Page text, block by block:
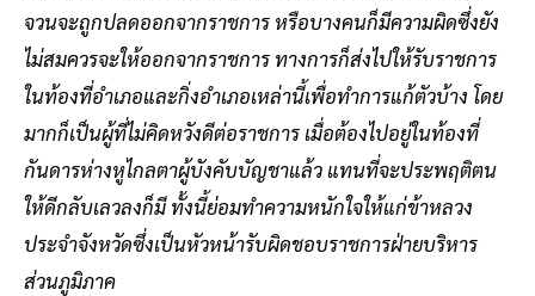
จวนจะถูกปลดออกจากราชการ หรือบางคนก็มีความผิดซึ่งยัง
ไม่สมควรจะให้ออกจากราชการ ทางการก็ส่งไปให้รับราชการ
ในท้องที่อำเภอและกิ่งอำเภอเหล่านี้เพื่อทำการแก้ตัวบ้าง โดย
มากก็เป็นผู้ที่ไม่คิดหวังดีต่อราชการ เมื่อต้องไปอยู่ในท้องที่
กันดารห่างหูไกลตาผู้บังคับบัญชาแล้ว แทนที่จะประพฤติตน
ให้ดีกลับเลวลงก็มี ทั้งนี้ย่อมทำความหนักใจให้แก่ข้าหลวง
ประจำจังหวัดซึ่งเป็นหัวหน้ารับผิดชอบราชการฝ่ายบริหาร
ส่วนภูมิภาค